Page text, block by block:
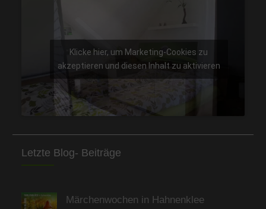
Klicke hier, um Marketing-Cookies zu
akzeptieren und diesen Inhalt zu aktivieren
Letzte Blog- Beiträge
Märchenwochen in Hahnenklee